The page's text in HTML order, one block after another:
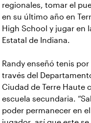
regionales, tomar el
en su último año en
High School y jugar en
Estatal de Indiana.
Randy enseñó tenis
través del
Ciudad de Terre Haute
escuela secundaria.
poder permanecer en